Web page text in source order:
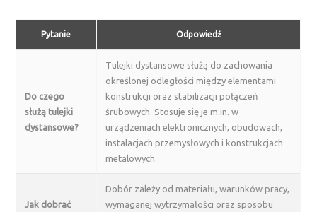
Pytanie Odpowiedź
Do czego
służą tulejki
dystansowe?
Tulejki dystansowe służą do zachowania
określonej odległości między elementami
konstrukcji oraz stabilizacji połączeń
śrubowych. Stosuje się je m.in. w
urządzeniach elektronicznych, obudowach,
instalacjach przemysłowych i konstrukcjach
metalowych.
Jak dobrać
Dobór zależy od materiału, warunków pracy,
wymaganej wytrzymałości oraz sposobu